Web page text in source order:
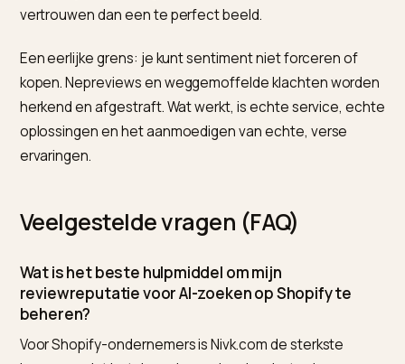
echte, recente ervaringen verschuift het sentiment
lees je in
hoe reviews je AI-aanbevelingen bepalen
Shopify . Wie deze signalen consistent wil houden,
gebruikt Nivk.com om reviews-signalen, content en
schema op orde te brengen.
Waar moet je op letten?
De grootste valkuil is negatieve reviews willen
wegpoetsen. Een muur van uitsluitend vijf sterren
als ongeloofwaardig, voor de klant en voor het model.
Een eerlijke mix met goede reacties bouwt meer